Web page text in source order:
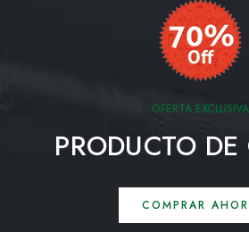
OFERTA EXCLUSIVA
PRODUCTO DE
COMPRAR